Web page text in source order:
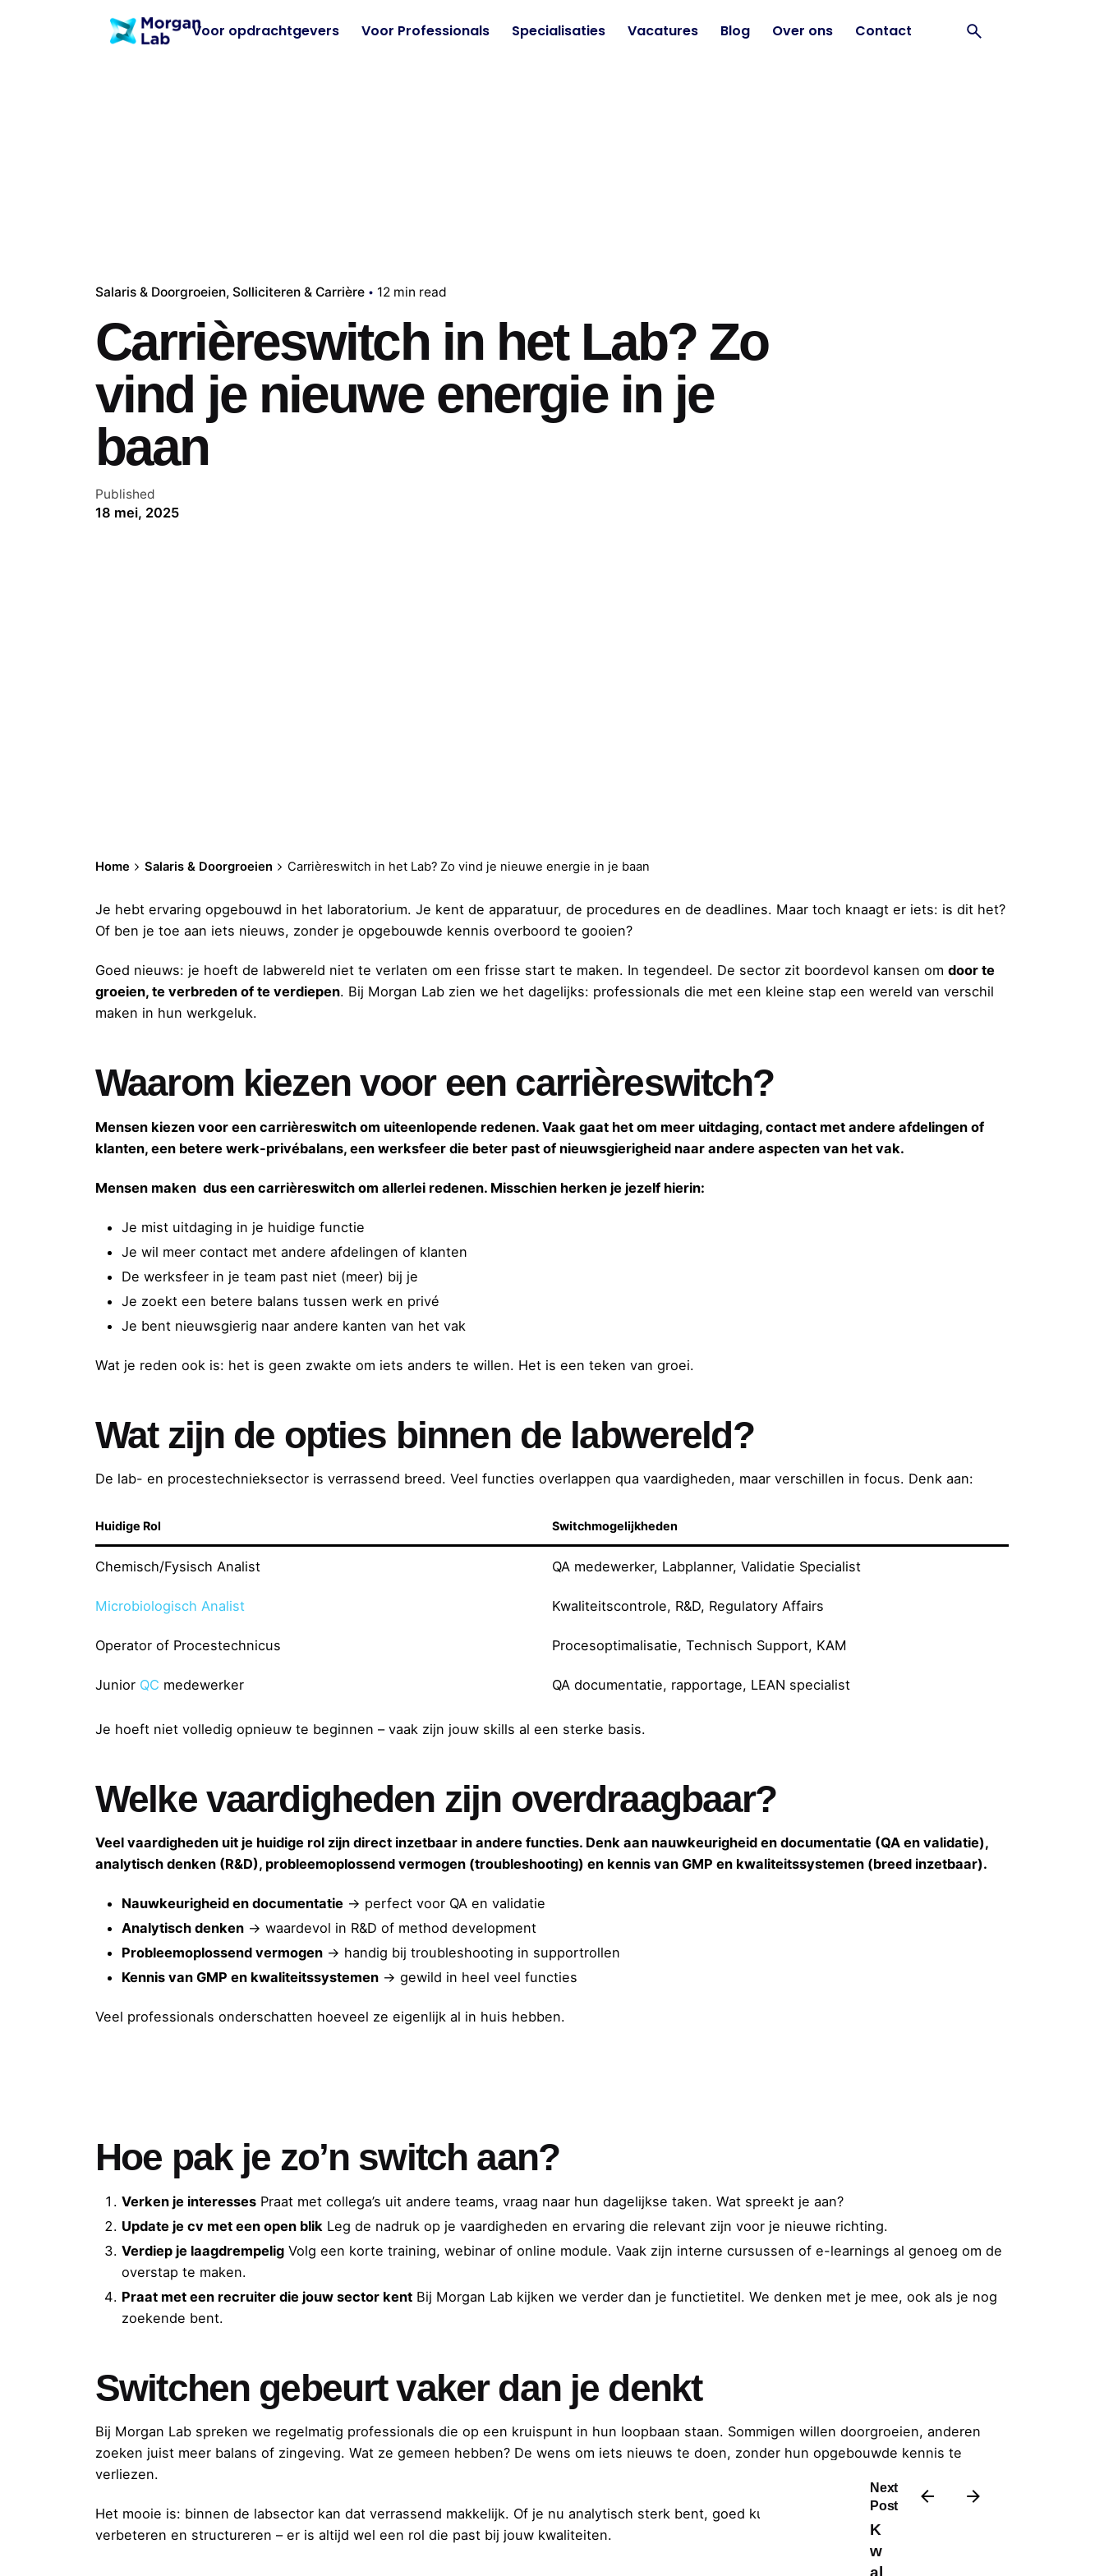
Voor opdrachtgevers Voor Professionals Specialisaties Vacatures Blog Over ons Contact
Salaris & Doorgroeien Solliciteren & Carrière 12 min read
Carrièreswitch in het Lab? Zo
vind je nieuwe energie in je
baan
Published
18 mei, 2025
Home Salaris & Doorgroeien Carrièreswitch in het Lab? Zo vind je nieuwe energie in je baan
Je hebt ervaring opgebouwd in het laboratorium. Je kent de apparatuur, de procedures en de deadlines. Maar toch knaagt er iets: is dit het?
Of ben je toe aan iets nieuws, zonder je opgebouwde kennis overboord te gooien?
Goed nieuws: je hoeft de labwereld niet te verlaten om een frisse start te maken. In tegendeel. De sector zit boordevol kansen om door te
groeien, te verbreden of te verdiepen. Bij Morgan Lab zien we het dagelijks: professionals die met een kleine stap een wereld van verschil
maken in hun werkgeluk.
Waarom kiezen voor een carrièreswitch?
Mensen kiezen voor een carrièreswitch om uiteenlopende redenen. Vaak gaat het om meer uitdaging, contact met andere afdelingen of
klanten, een betere werk-privébalans, een werksfeer die beter past of nieuwsgierigheid naar andere aspecten van het vak.
Mensen maken dus een carrièreswitch om allerlei redenen. Misschien herken je jezelf hierin:
Je mist uitdaging in je huidige functie
Je wil meer contact met andere afdelingen of klanten
De werksfeer in je team past niet (meer) bij je
Je zoekt een betere balans tussen werk en privé
Je bent nieuwsgierig naar andere kanten van het vak
Wat je reden ook is: het is geen zwakte om iets anders te willen. Het is een teken van groei.
Wat zijn de opties binnen de labwereld?
De lab- en procestechnieksector is verrassend breed. Veel functies overlappen qua vaardigheden, maar verschillen in focus. Denk aan:
Huidige Rol Switchmogelijkheden
Chemisch/Fysisch Analist QA medewerker, Labplanner, Validatie Specialist
Microbiologisch Analist Kwaliteitscontrole, R&D, Regulatory Affairs
Operator of Procestechnicus Procesoptimalisatie, Technisch Support, KAM
Junior QC medewerker QA documentatie, rapportage, LEAN specialist
Je hoeft niet volledig opnieuw te beginnen – vaak zijn jouw skills al een sterke basis.
Welke vaardigheden zijn overdraagbaar?
Veel vaardigheden uit je huidige rol zijn direct inzetbaar in andere functies. Denk aan nauwkeurigheid en documentatie (QA en validatie),
analytisch denken (R&D), probleemoplossend vermogen (troubleshooting) en kennis van GMP en kwaliteitssystemen (breed inzetbaar).
Nauwkeurigheid en documentatie → perfect voor QA en validatie
Analytisch denken → waardevol in R&D of method development
Probleemoplossend vermogen → handig bij troubleshooting in supportrollen
Kennis van GMP en kwaliteitssystemen → gewild in heel veel functies
Veel professionals onderschatten hoeveel ze eigenlijk al in huis hebben.
Hoe pak je zo’n switch aan?
Verken je interesses Praat met collega’s uit andere teams, vraag naar hun dagelijkse taken. Wat spreekt je aan?
Update je cv met een open blik Leg de nadruk op je vaardigheden en ervaring die relevant zijn voor je nieuwe richting.
Verdiep je laagdrempelig Volg een korte training, webinar of online module. Vaak zijn interne cursussen of e-learnings al genoeg om de
overstap te maken.
Praat met een recruiter die jouw sector kent Bij Morgan Lab kijken we verder dan je functietitel. We denken met je mee, ook als je nog
zoekende bent.
Switchen gebeurt vaker dan je denkt
Bij Morgan Lab spreken we regelmatig professionals die op een kruispunt in hun loopbaan staan. Sommigen willen doorgroeien, anderen
zoeken juist meer balans of zingeving. Wat ze gemeen hebben? De wens om iets nieuws te doen, zonder hun opgebouwde kennis te
verliezen.
Het mooie is: binnen de labsector kan dat verrassend makkelijk. Of je nu analytisch sterk bent, goed kunt documenteren of juist houdt van
verbeteren en structureren – er is altijd wel een rol die past bij jouw kwaliteiten.
Next
Post
K
w
al